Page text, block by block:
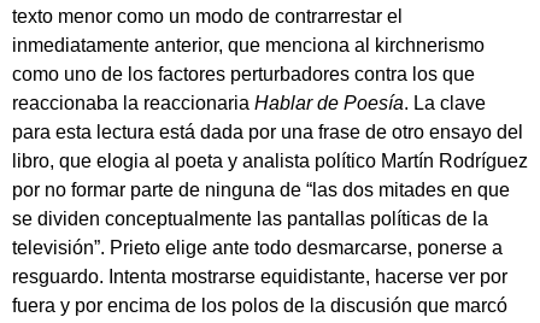
texto menor como un modo de contrarrestar el
inmediatamente anterior, que menciona al kirchnerismo
como uno de los factores perturbadores contra los que
reaccionaba la reaccionaria Hablar de Poesía. La clave
para esta lectura está dada por una frase de otro ensayo del
libro, que elogia al poeta y analista político Martín Rodríguez
por no formar parte de ninguna de “las dos mitades en que
se dividen conceptualmente las pantallas políticas de la
televisión”. Prieto elige ante todo desmarcarse, ponerse a
resguardo. Intenta mostrarse equidistante, hacerse ver por
fuera y por encima de los polos de la discusión que marcó